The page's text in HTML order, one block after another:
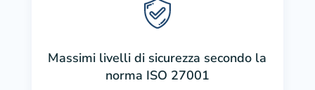
Massimi livelli di sicurezza secondo la
norma ISO 27001